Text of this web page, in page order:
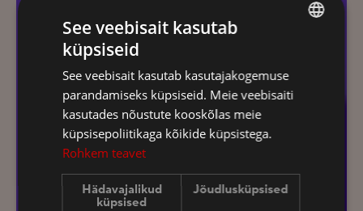
FINNISH
See veebisait kasutab
küpsiseid
See veebisait kasutab kasutajakogemuse
parandamiseks küpsiseid. Meie veebisaiti
kasutades nõustute kooskõlas meie
küpsisepoliitikaga kõikide küpsistega.
Rohkem teavet
Hädavajalikud
küpsised
Jõudlusküpsised